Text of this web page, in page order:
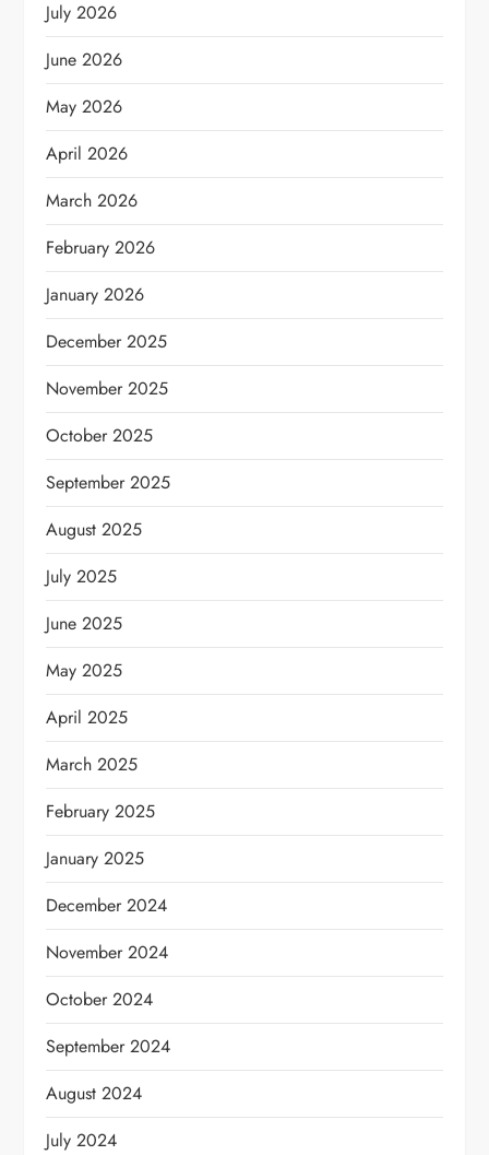
July 2026
June 2026
May 2026
April 2026
March 2026
February 2026
January 2026
December 2025
November 2025
October 2025
September 2025
August 2025
July 2025
June 2025
May 2025
April 2025
March 2025
February 2025
January 2025
December 2024
November 2024
October 2024
September 2024
August 2024
July 2024